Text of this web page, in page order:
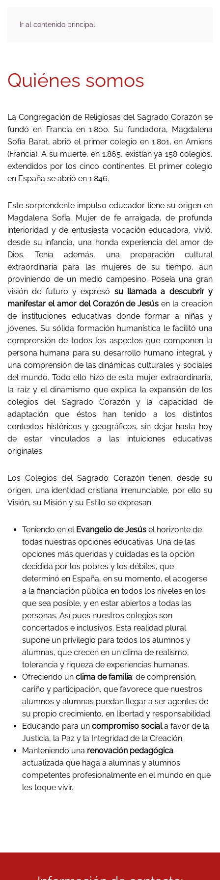
Ir al contenido principal
Quiénes somos
La Congregación de Religiosas del Sagrado Corazón se
fundó en Francia en 1.800. Su fundadora, Magdalena
Sofía Barat, abrió el primer colegio en 1.801, en Amiens
(Francia). A su muerte, en 1.865, existían ya 158 colegios,
extendidos por los cinco continentes. El primer colegio
en España se abrió en 1.846.
Este sorprendente impulso educador tiene su origen en
Magdalena Sofía. Mujer de fe arraigada, de profunda
interioridad y de entusiasta vocación educadora, vivió,
desde su infancia, una honda experiencia del amor de
Dios. Tenía además, una preparación cultural
extraordinaria para las mujeres de su tiempo, aun
proviniendo de un medio campesino. Poseía una gran
visión de futuro y expresó su llamada a descubrir y
manifestar el amor del Corazón de Jesús en la creación
de instituciones educativas donde formar a niñas y
jóvenes. Su sólida formación humanística le facilitó una
comprensión de todos los aspectos que componen la
persona humana para su desarrollo humano integral, y
una comprensión de las dinámicas culturales y sociales
del mundo. Todo ello hizo de esta mujer extraordinaria,
la raíz y el dinamismo que explica la expansión de los
colegios del Sagrado Corazón y la capacidad de
adaptación que éstos han tenido a los distintos
contextos históricos y geográficos, sin dejar hasta hoy
de estar vinculados a las intuiciones educativas
originales.
Los Colegios del Sagrado Corazón tienen, desde su
origen, una identidad cristiana irrenunciable, por ello su
Visión, su Misión y su Estilo se expresan:
Teniendo en el Evangelio de Jesús el horizonte de
todas nuestras opciones educativas. Una de las
opciones más queridas y cuidadas es la opción
decidida por los pobres y los débiles, que
determinó en España, en su momento, el acogerse
a la financiación pública en todos los niveles en los
que sea posible, y en estar abiertos a todas las
personas. Así pues nuestros colegios son
concertados e inclusivos. Esta realidad plural
supone un privilegio para todos los alumnos y
alumnas, que crecen en un clima de realismo,
tolerancia y riqueza de experiencias humanas.
Ofreciendo un clima de familia: de comprensión,
cariño y participación, que favorece que nuestros
alumnos y alumnas puedan llegar a ser agentes de
su propio crecimiento, en libertad y responsabilidad.
Educando para un compromiso sociala favor de la
Justicia, la Paz y la Integridad de la Creación.
Manteniendo una renovación pedagógica
actualizada que haga a alumnas y alumnos
competentes profesionalmente en el mundo en que
les toque vivir.